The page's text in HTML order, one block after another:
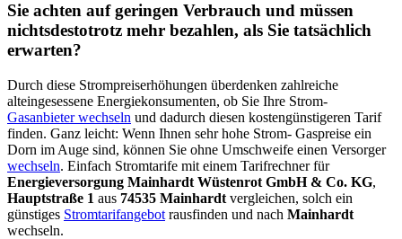
Sie achten auf geringen Verbrauch und müssen
nichtsdestotrotz mehr bezahlen, als Sie tatsächlich
erwarten?
Durch diese Strompreiserhöhungen überdenken zahlreiche
alteingesessene Energiekonsumenten, ob Sie Ihre Strom-
Gasanbieter wechseln und dadurch diesen kostengünstigeren Tarif
finden. Ganz leicht: Wenn Ihnen sehr hohe Strom- Gaspreise ein
Dorn im Auge sind, können Sie ohne Umschweife einen Versorger
wechseln. Einfach Stromtarife mit einem Tarifrechner für
Energieversorgung Mainhardt Wüstenrot GmbH & Co. KG,
Hauptstraße 1 aus 74535 Mainhardt vergleichen, solch ein
günstiges Stromtarifangebot rausfinden und nach Mainhardt
wechseln.